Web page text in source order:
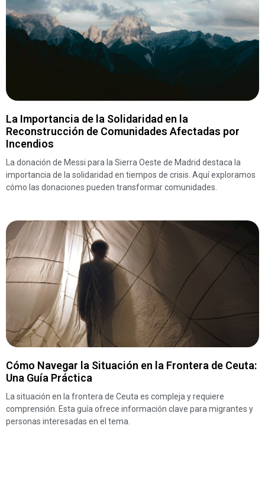
La Importancia de la Solidaridad en la
Reconstrucción de Comunidades Afectadas por
Incendios
La donación de Messi para la Sierra Oeste de Madrid destaca la
importancia de la solidaridad en tiempos de crisis. Aquí exploramos
cómo las donaciones pueden transformar comunidades.
Cómo Navegar la Situación en la Frontera de Ceuta:
Una Guía Práctica
La situación en la frontera de Ceuta es compleja y requiere
comprensión. Esta guía ofrece información clave para migrantes y
personas interesadas en el tema.